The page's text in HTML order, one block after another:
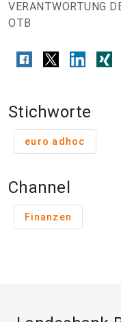
VERANTWORTUNG
OTB
Stichworte
euro adhoc
Channel
Finanzen